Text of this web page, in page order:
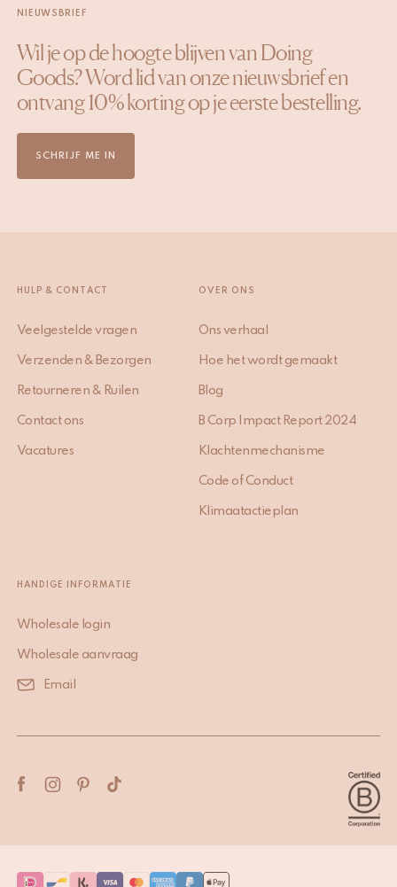
NIEUWSBRIEF
Wil je op de hoogte blijven van Doing
Goods? Word lid van onze nieuwsbrief en
ontvang 10% korting op je eerste bestelling.
SCHRIJF ME IN
HULP & CONTACT
Veelgestelde vragen
Verzenden & Bezorgen
Retourneren & Ruilen
Contact ons
Vacatures
OVER ONS
Ons verhaal
Hoe het wordt gemaakt
Blog
B Corp Impact Report 2024
Klachtenmechanisme
Code of Conduct
Klimaatactieplan
HANDIGE INFORMATIE
Wholesale login
Wholesale aanvraag
Email